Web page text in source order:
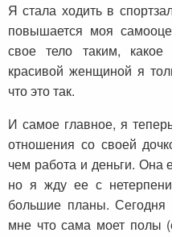
Я стала ходить в
повышается моя
свое тело таким, какое
красивой женщиной я
что это так.
И самое главное, я
отношения со своей
чем работа и деньги. Она
но я жду ее с
большие планы. Сегодня
мне что сама моет полы